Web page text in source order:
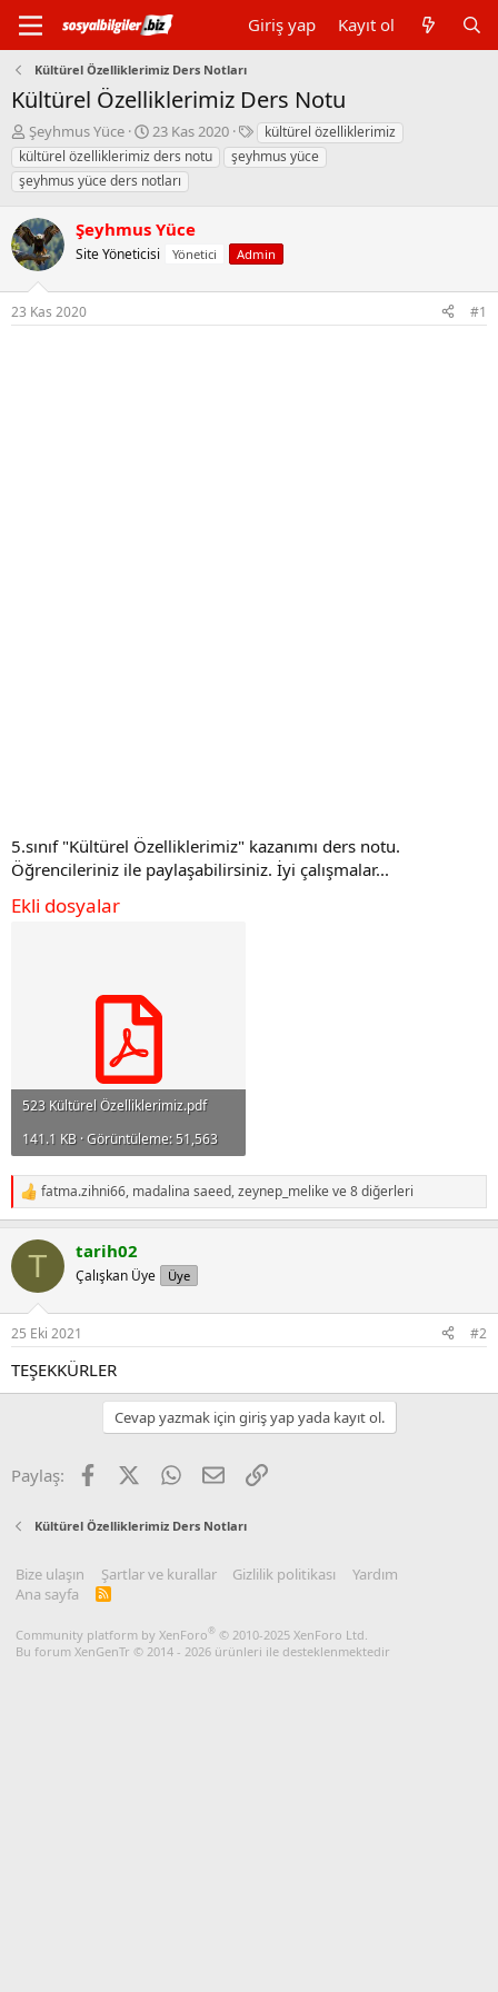
Giriş yap Kayıt ol
Kültürel Özelliklerimiz Ders Notları
Kültürel Özelliklerimiz Ders Notu
K
o
n
b
y
u
b
a
ş
l
Şeyhmus Yüce
B
a
ş
l
n
g
ç
a
23 Kas 2020
E
t
i
l
e
r
kültürel özelliklerimiz
kültürel özelliklerimiz ders notu
şeyhmus yüce
şeyhmus yüce ders notları
Şeyhmus Yüce
Site Yöneticisi Yönetici Admin
23 Kas 2020 #1
5.sınıf "Kültürel Özelliklerimiz" kazanımı ders notu.
Öğrencileriniz ile paylaşabilirsiniz. İyi çalışmalar...
Ekli dosyalar
523 Kültürel Özelliklerimiz.pdf
141.1 KB · Görüntüleme: 51,563
R
e
c
i
s
fatma.zihni66, madalina saeed,zeynep_melikeve 8 diğerleri
T tarih02
Çalışkan Üye Üye
25 Eki 2021 #2
TEŞEKKÜRLER
Cevap yazmak için giriş yap yada kayıt ol.
Paylaş: Facebook WhatsApp
E-postaLink
Kültürel Özelliklerimiz Ders Notları
Bize ulaşın Şartlar ve kurallar Gizlilik politikası
Yardım
Ana sayfa
R
Community platform by XenForo® © 2010-2025 XenForo Ltd.
Bu forum XenGenTr © 2014 - 2026 ürünleri ile desteklenmektedir